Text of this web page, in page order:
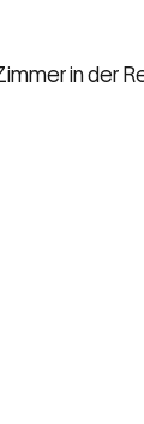
in der